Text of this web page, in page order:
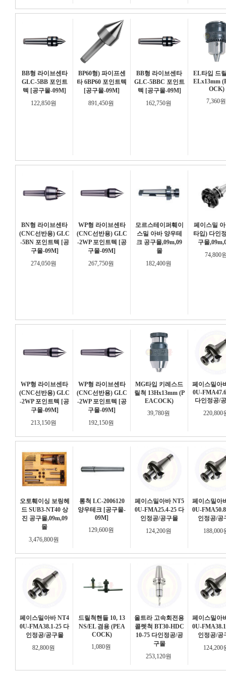
BB형 라이브센타
GLC-5BB 포인트
텍 [공구몰-09M]
122,850원
BP60형) 파이프센
타 6BP60 포인트텍
[공구몰-09M]
891,450원
BB형 라이브센타
GLC-5BBC 포인트
텍 [공구몰-09M]
162,750원
EL타입 드
ELx13mm
OCK)
7,360
BN형 라이브센타
(CNC선반용) GLC
-5BN 포인트텍 [공
구몰-09M]
274,050원
WP형 라이브센타
(CNC선반용) GLC
-2WP 포인트텍 [공
구몰-09M]
267,750원
모르스테이퍼훼이
스밀 아바 양우테
크 공구몰,09m,09
몰
182,400원
페이스밀
타입) 다인
구몰
74,800
WP형 라이브센타
(CNC선반용) GLC
-2WP 포인트텍 [공
구몰-09M]
213,150원
WP형 라이브센타
(CNC선반용) GLC
-2WP 포인트텍 [공
구몰-09M]
192,150원
MG타입 키레스드
릴척 13Hx13mm (P
EACOCK)
39,780원
페이스밀아
0U-
다인정공/
220,800
오토훼이싱 보링헤
드 SUB3-NT40 상
진 공구몰,09m,09
몰
3,476,800원
롱척 LC-2006120
양우테크 [공구몰-
09M]
129,600원
페이스밀아바 NT5
0U-FMA25.4-25 다
인정공/공구몰
124,200원
페이스밀아
0U-
인정공/공
188,000
페이스밀아바 NT4
0U-FMA38.1-25 다
인정공/공구몰
82,800원
드릴척핸들 10, 13
NS/EL 겸용 (PEA
COCK)
1,080원
울트라 고속회전용
콜렛척 BT30-HDC
10-75 다인정공/공
구몰
253,120원
페이스밀아
0U-
인정공/공
124,200